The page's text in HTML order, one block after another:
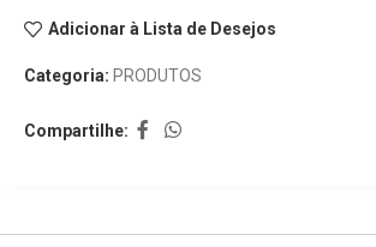
Adicionar à Lista de Desejos
Categoria: PRODUTOS
Compartilhe: